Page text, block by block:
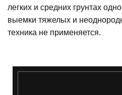
легких и средних грунтах
выемки тяжелых и
техника не применяется.